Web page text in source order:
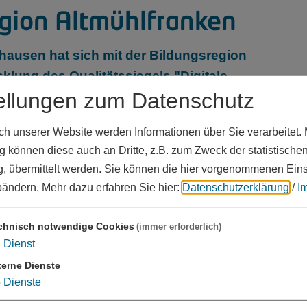
Altmühlfranken
hat sich mit der Bildungsregion
des Qualitätssiegels "Digitale
mit dem Bildungsrat und regionalen
mit Ideen, Maßnahmen, Planungen
legt die Schwerpunkte vor allem auf
sowie "Vermittlung von Kompetenzen für eine
gesamte Region erzielt werden: regionales,
Kompetenzen und Angebote transparent
und weiterentwickeln.
Bildungsregion erfolgte im Oktober 2020.
zum Datenschutz
unserer Website werden Informationen über Sie verarbeitet.
können diese auch an Dritte, z.B. zum Zweck der statistischen
übermittelt werden. Sie können die hier vorgenommenen
Mehr dazu erfahren Sie hier: Datenschutzerklärung /
notwendige Cookies (immer erforderlich)
Dienst
Dienste
Dienste